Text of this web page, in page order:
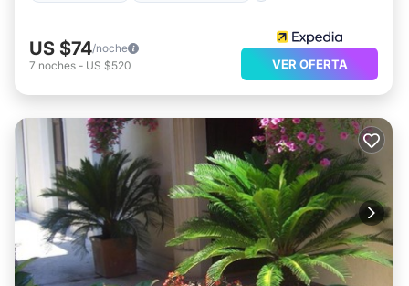
US $74/noche
7 noches - US $520 VER OFERTA